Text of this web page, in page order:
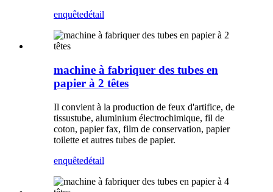
enquêtedétail
machine à fabriquer des tubes en
papier à 2 têtes
Il convient à la production de feux d'artifice, de
tissustube, aluminium électrochimique, fil de
coton, papier fax, film de conservation, papier
toilette et autres tubes de papier.
enquêtedétail